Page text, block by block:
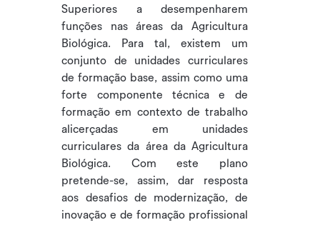
Superiores a desempenharem
funções nas áreas da Agricultura
Biológica. Para tal, existem um
conjunto de unidades curriculares
de formação base, assim como uma
forte componente técnica e de
formação em contexto de trabalho
alicerçadas em unidades
curriculares da área da Agricultura
Biológica. Com este plano
pretende-se, assim, dar resposta
aos desafios de modernização, de
inovação e de formação profissional